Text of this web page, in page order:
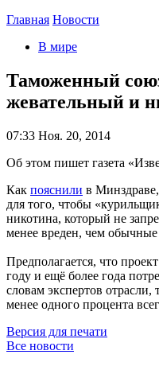
Главная Новости
В мире
Таможенный
жевательный и
07:33 Ноя. 20, 2014
Об этом пишет газета
Как пояснили в Минздраве,
для того, чтобы
никотина, который не
менее вреден, чем обычные
Предполагается, что
году и ещё более года
словам экспертов отрасли,
менее одного процента
Версия для печати
Все новости